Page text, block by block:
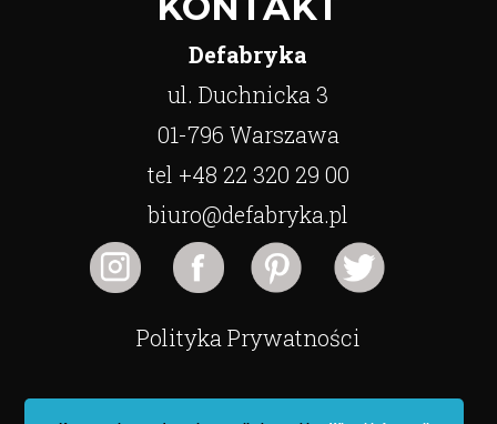
Defabryka
ul. Duchnicka 3
01-796 Warszawa
tel +48 22 320 29 00
biuro@defabryka.pl
Polityka Prywatności